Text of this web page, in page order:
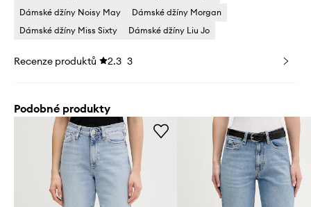
Dámské džíny Noisy May
Dámské džíny Morgan
Dámské džíny Miss Sixty
Dámské džíny Liu Jo
Recenze produktů 2.3 3
Podobné produkty